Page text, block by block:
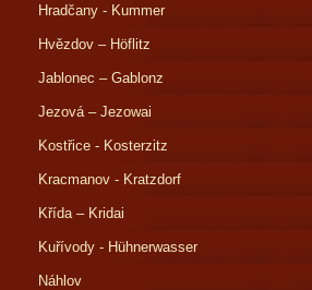
Hradčany - Kummer
Hvězdov – Höflitz
Jablonec – Gablonz
Jezová – Jezowai
Kostřice - Kosterzitz
Kracmanov - Kratzdorf
Křída – Kridai
Kuřívody - Hühnerwasser
Náhlov